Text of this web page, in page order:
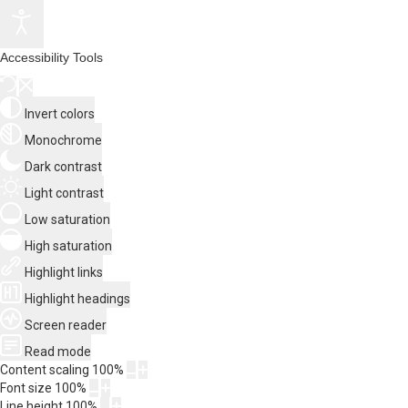
Accessibility Tools
Invert colors
Monochrome
Dark contrast
Light contrast
Low saturation
High saturation
Highlight links
Highlight headings
Screen reader
Read mode
Content scaling 100%
Font size 100%